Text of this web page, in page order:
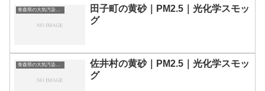
青森県の大気汚染・PM2.5・黄砂・エアロゾルの数値
田子町の黄砂｜PM2.5｜光化学スモッ
グ
青森県の大気汚染・PM2.5・黄砂・エアロゾルの数値
佐井村の黄砂｜PM2.5｜光化学スモッ
グ